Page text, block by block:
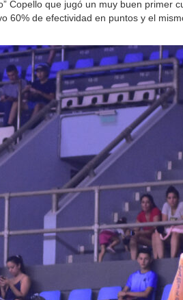
Copello que jugó un muy buen primer
60% de efectividad en puntos y el